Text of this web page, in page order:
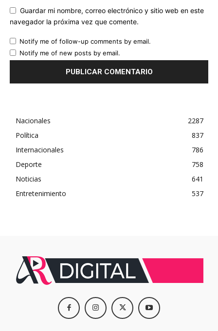
Guardar mi nombre, correo electrónico y sitio web en este
navegador la próxima vez que comente.
Notify me of follow-up comments by email.
Notify me of new posts by email.
Nacionales
2287
Política
837
Internacionales
786
Deporte
758
Noticias
641
Entretenimiento
537